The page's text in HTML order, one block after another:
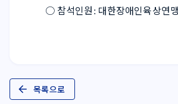
○ 참석인원 : 대한장애인육상연
목록으로